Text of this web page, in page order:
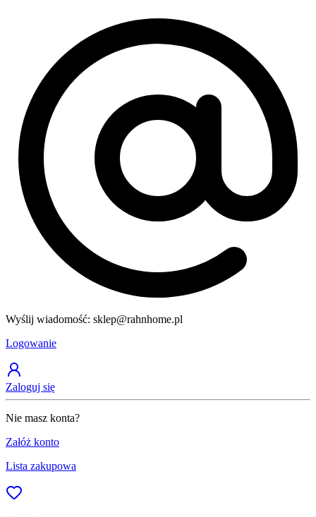
Wyślij wiadomość: sklep@rahnhome.pl
Logowanie
Zaloguj się
Nie masz konta?
Załóż konto
Lista zakupowa